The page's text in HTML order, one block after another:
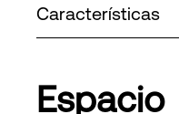
Características
Espacio